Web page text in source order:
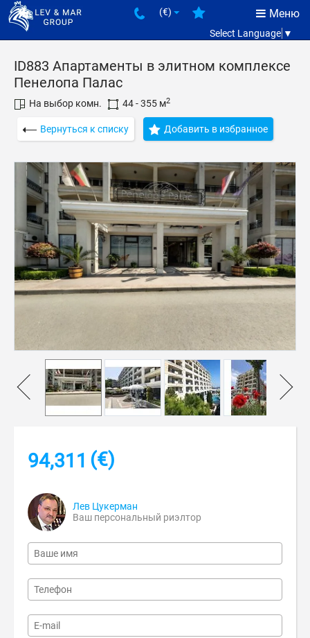
Меню
(€)
Select Language ▼
ID883 Апартаменты в элитном комплексе
Пенелопа Палас
На выбор комн. 44 - 355 м2
Вернуться к списку Добавить в избранное
94,311 (€)
Лев Цукерман
Ваш персональный риэлтор